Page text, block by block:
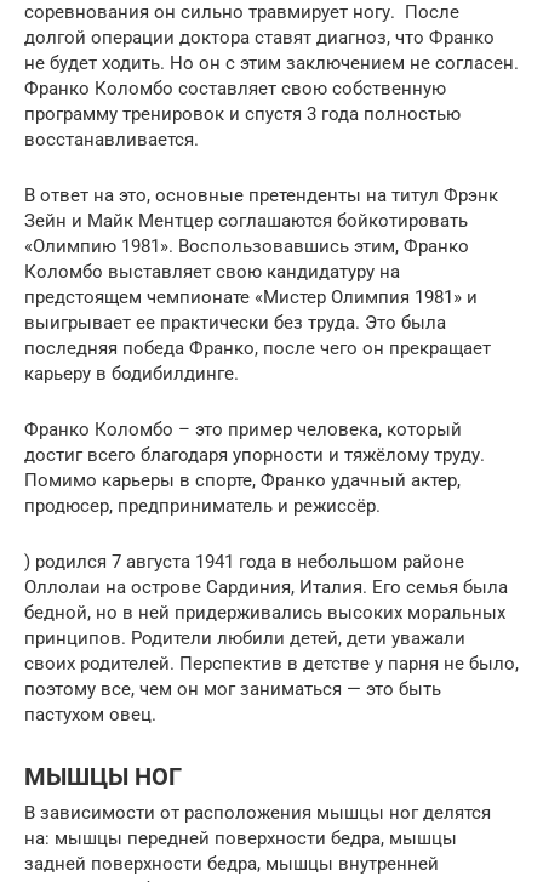
соревнования он сильно травмирует ногу. После
долгой операции доктора ставят диагноз, что Франко
не будет ходить. Но он с этим заключением не согласен.
Франко Коломбо составляет свою собственную
программу тренировок и спустя 3 года полностью
восстанавливается.
В ответ на это, основные претенденты на титул Фрэнк
Зейн и Майк Ментцер соглашаются бойкотировать
«Олимпию 1981». Воспользовавшись этим, Франко
Коломбо выставляет свою кандидатуру на
предстоящем чемпионате «Мистер Олимпия 1981» и
выигрывает ее практически без труда. Это была
последняя победа Франко, после чего он прекращает
карьеру в бодибилдинге.
Франко Коломбо – это пример человека, который
достиг всего благодаря упорности и тяжёлому труду.
Помимо карьеры в спорте, Франко удачный актер,
продюсер, предприниматель и режиссёр.
) родился 7 августа 1941 года в небольшом районе
Оллолаи на острове Сардиния, Италия. Его семья была
бедной, но в ней придерживались высоких моральных
принципов. Родители любили детей, дети уважали
своих родителей. Перспектив в детстве у парня не было,
поэтому все, чем он мог заниматься — это быть
пастухом овец.
МЫШЦЫ НОГ
В зависимости от расположения мышцы ног делятся
на: мышцы передней поверхности бедра, мышцы
задней поверхности бедра, мышцы внутренней